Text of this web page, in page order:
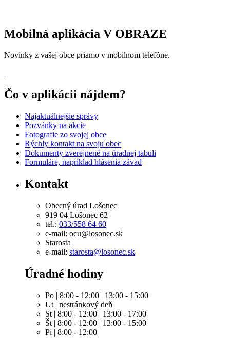
Mobilná aplikácia V OBRAZE
Novinky z vašej obce priamo v mobilnom telefóne.
Čo v aplikácii nájdem?
Najaktuálnejšie správy
Pozvánky na akcie
Fotografie zo svojej obce
Rýchly kontakt na svoju obec
Dokumenty zverejnené na úradnej tabuli
Formuláre, napríklad hlásenia závad
Kontakt
Obecný úrad Lošonec
919 04 Lošonec 62
tel.: 033/558 64 60
e-mail: ocu@losonec.sk
Starosta
e-mail: starosta@losonec.sk
Úradné hodiny
Po | 8:00 - 12:00 | 13:00 - 15:00
Ut | nestránkový deň
St | 8:00 - 12:00 | 13:00 - 17:00
Št | 8:00 - 12:00 | 13:00 - 15:00
Pi | 8:00 - 12:00